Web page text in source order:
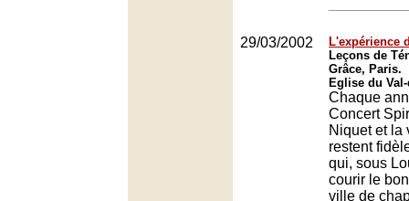
29/03/2002
L'expérience
Leçons de
Grâce, Paris.
Eglise du
Chaque
Concert
Niquet et la
restent
qui, sous
courir le
ville de